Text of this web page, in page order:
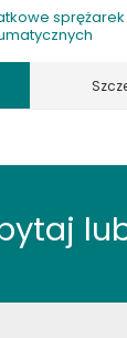
sprężarek